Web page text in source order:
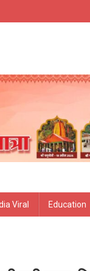
Viral Education